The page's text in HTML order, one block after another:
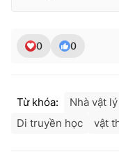
0 0
Từ khóa: Nhà vật lý
Di truyền học
vật